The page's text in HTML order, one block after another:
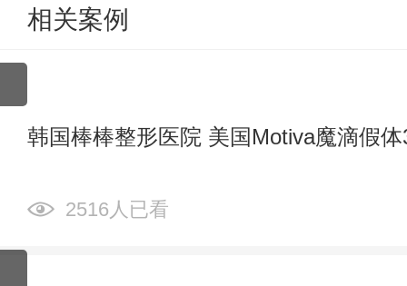
相关案例
韩国棒棒整形医院 美国Motiva魔滴假
2516人已看